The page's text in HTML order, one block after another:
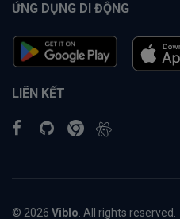
ỨNG DỤNG DI ĐỘNG
LIÊN KẾT
© 2026 Viblo . All rights reserved.